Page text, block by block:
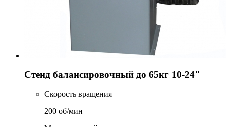
Стенд балансировочный до 65кг 10-24"
Скорость вращения
200 об/мин